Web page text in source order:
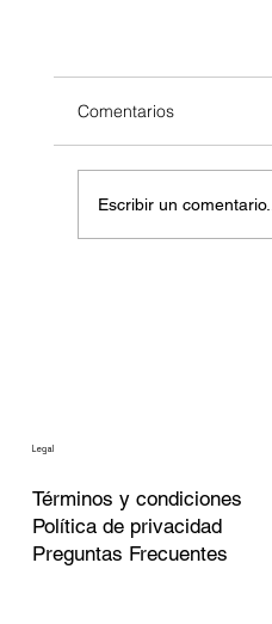
Comentarios
Escribir un comentario...
Legal
Términos y condiciones
Política de privacidad
Preguntas Frecuentes